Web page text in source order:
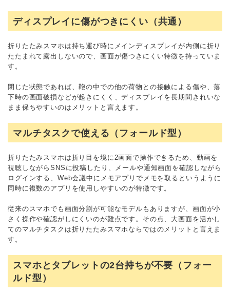
ディスプレイに傷がつきにくい（共通）
折りたたみスマホは持ち運び時にメインディスプレイが内側に折り
たたまれて露出しないので、画面が傷つきにくい特徴を持っていま
す。
閉じた状態であれば、鞄の中での他の荷物との接触による傷や、落
下時の画面破損などが起きにくく、ディスプレイを長期間きれいな
まま保ちやすいのはメリットと言えます。
マルチタスクで使える（フォールド型）
折りたたみスマホは折り目を境に2画面で操作できるため、動画を
視聴しながらSNSに投稿したり、メールや通知画面を確認しながら
ログインする、Web会議中にメモアプリでメモを取るというように
同時に複数のアプリを使用しやすいのが特徴です。
従来のスマホでも画面分割が可能なモデルもありますが、画面が小
さく操作や確認がしにくいのが難点です。その点、大画面を活かし
てのマルチタスクは折りたたみスマホならではのメリットと言えま
す。
スマホとタブレットの2台持ちが不要（フォー
ルド型）